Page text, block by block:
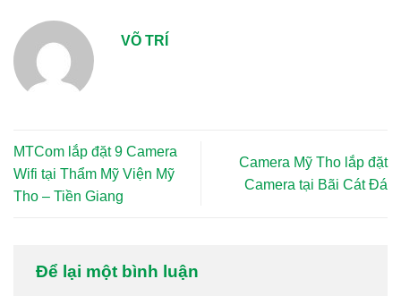
VÕ TRÍ
MTCom lắp đặt 9 Camera
Wifi tại Thẩm Mỹ Viện Mỹ
Tho – Tiền Giang
Camera Mỹ Tho lắp đặt
Camera tại Bãi Cát Đá
Để lại một bình luận